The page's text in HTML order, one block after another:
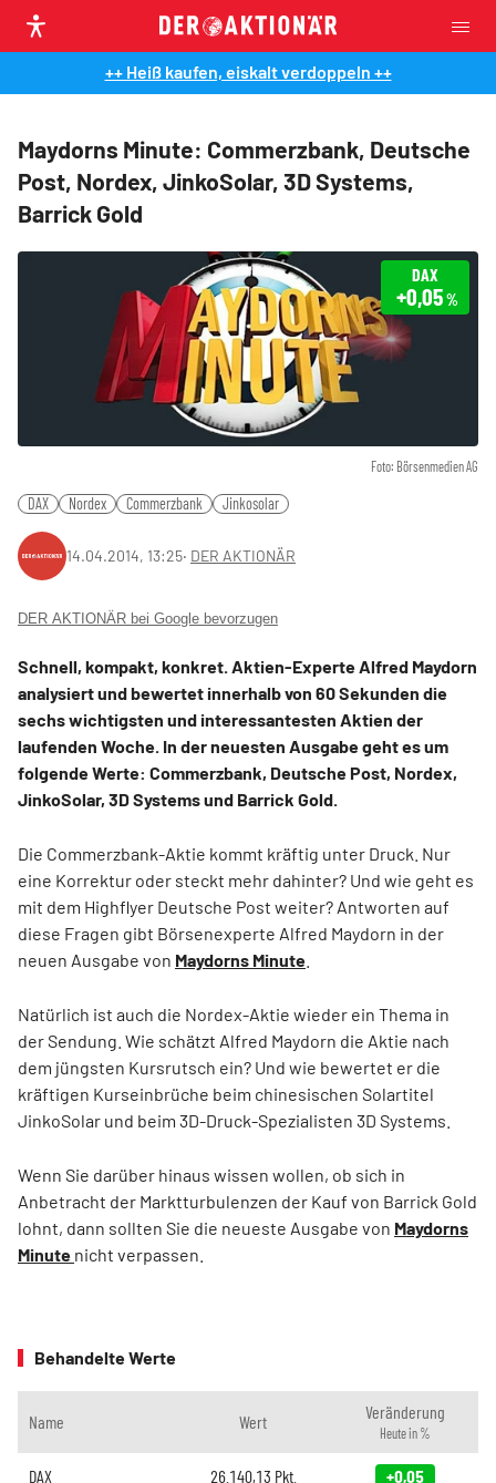
++ Heiß kaufen, eiskalt verdoppeln ++
Maydorns Minute: Commerzbank, Deutsche
Post, Nordex, JinkoSolar, 3D Systems,
Barrick Gold
Foto: Börsenmedien AG
DAX
+0,05%
DAX Nordex Commerzbank Jinkosolar
14.04.2014, 13:25‧ DER AKTIONÄR
DER AKTIONÄR bei Google bevorzugen
Schnell, kompakt, konkret. Aktien-Experte Alfred Maydorn
analysiert und bewertet innerhalb von 60 Sekunden die
sechs wichtigsten und interessantesten Aktien der
laufenden Woche. In der neuesten Ausgabe geht es um
folgende Werte: Commerzbank, Deutsche Post, Nordex,
JinkoSolar, 3D Systems und Barrick Gold.
Die Commerzbank-Aktie kommt kräftig unter Druck. Nur
eine Korrektur oder steckt mehr dahinter? Und wie geht es
mit dem Highflyer Deutsche Post weiter? Antworten auf
diese Fragen gibt Börsenexperte Alfred Maydorn in der
neuen Ausgabe von Maydorns Minute
Natürlich ist auch die Nordex-Aktie wieder ein Thema in
der Sendung. Wie schätzt Alfred Maydorn die Aktie nach
dem jüngsten Kursrutsch ein? Und wie bewertet er die
kräftigen Kurseinbrüche beim chinesischen Solartitel
JinkoSolar und beim 3D-Druck-Spezialisten 3D Systems.
Wenn Sie darüber hinaus wissen wollen, ob sich in
Anbetracht der Marktturbulenzen der Kauf von Barrick Gold
lohnt, dann sollten Sie die neueste Ausgabe von Maydorns
Minute nicht verpassen.
Behandelte Werte
Name Wert Veränderung
Heute in %
DAX 26.140,13 Pkt. +0,05